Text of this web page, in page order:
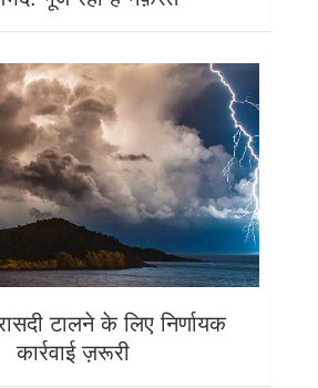
टालने के लिए निर्णायक
कार्रवाई ज़रूरी